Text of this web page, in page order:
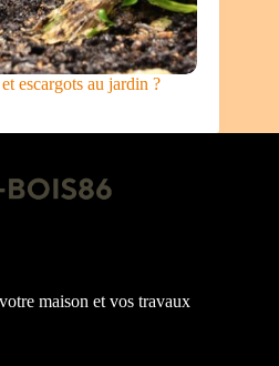
escargots au jardin ?
maison et vos travaux